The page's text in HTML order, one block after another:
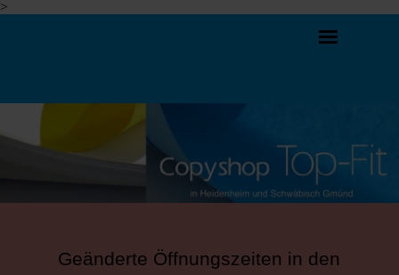
>
Menü überspringen
Geänderte Öffnungszeiten in den